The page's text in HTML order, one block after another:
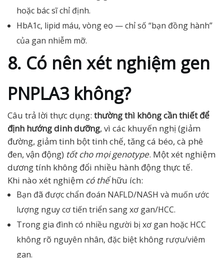
hoặc bác sĩ chỉ định.
HbA1c, lipid máu, vòng eo — chỉ số “bạn đồng hành”
của gan nhiễm mỡ.
8. Có nên xét nghiệm gen
PNPLA3 không?
Câu trả lời thực dụng: thường thì không cần thiết để
định hướng dinh dưỡng, vì các khuyến nghị (giảm
đường, giảm tinh bột tinh chế, tăng cá béo, cà phê
đen, vận động) tốt cho mọi genotype. Một xét nghiệm
dương tính không đổi nhiều hành động thực tế.
Khi nào xét nghiệm có thểhữu ích:
Bạn đã được chẩn đoán NAFLD/NASH và muốn ước
lượng nguy cơ tiến triển sang xơ gan/HCC.
Trong gia đình có nhiều người bị xơ gan hoặc HCC
không rõ nguyên nhân, đặc biệt không rượu/viêm
gan.